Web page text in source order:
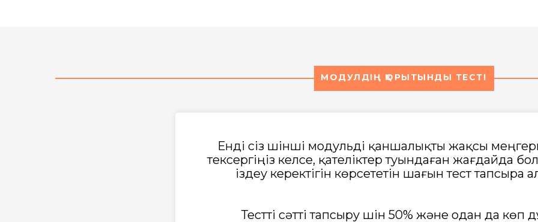
МОДУЛДІҢ ҚОРЫТЫНДЫ ТЕСТІ
Енді сіз үшінші модульді қаншалықты жақсы
тексергіңіз келсе, қателіктер туындаған жағдайда
іздеу керектігін көрсететін шағын тест тапсыра
Тестті сәтті тапсыру үшін 50% және одан да көп